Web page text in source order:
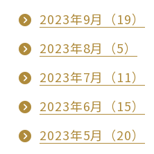
2023年9月（19）
2023年8月（5）
2023年7月（11）
2023年6月（15）
2023年5月（20）